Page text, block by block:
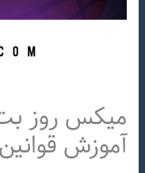
آموزش قوانین